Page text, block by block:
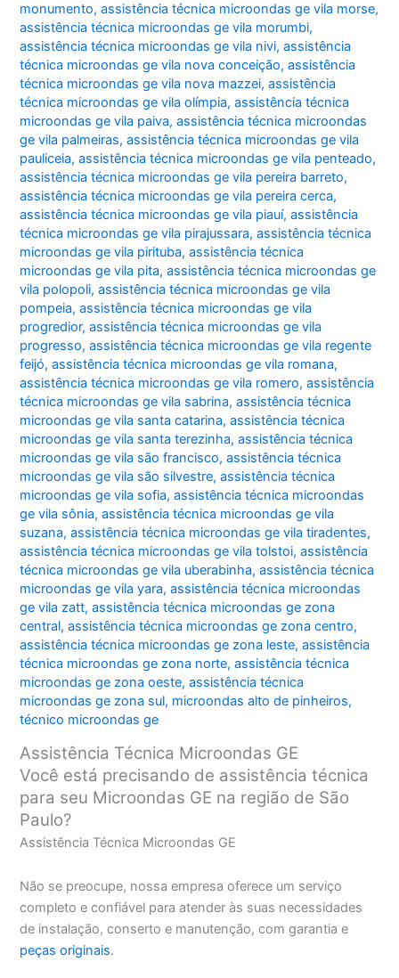
monumento,assistência técnica microondas ge vila morse,
assistência técnica microondas ge vila morumbi,
assistência técnica microondas ge vila nivi,assistência
técnica microondas ge vila nova conceição,assistência
técnica microondas ge vila nova mazzei,assistência
técnica microondas ge vila olímpia,assistência técnica
microondas ge vila paiva,assistência técnica microondas
ge vila palmeiras,assistência técnica microondas ge vila
pauliceia,assistência técnica microondas ge vila penteado,
assistência técnica microondas ge vila pereira barreto,
assistência técnica microondas ge vila pereira cerca,
assistência técnica microondas ge vila piauí,assistência
técnica microondas ge vila pirajussara,assistência técnica
microondas ge vila pirituba,assistência técnica
microondas ge vila pita,assistência técnica microondas ge
vila polopoli,assistência técnica microondas ge vila
pompeia,assistência técnica microondas ge vila
progredior,assistência técnica microondas ge vila
progresso,assistência técnica microondas ge vila regente
feijó,assistência técnica microondas ge vila romana,
assistência técnica microondas ge vila romero,assistência
técnica microondas ge vila sabrina,assistência técnica
microondas ge vila santa catarina,assistência técnica
microondas ge vila santa terezinha,assistência técnica
microondas ge vila são francisco,assistência técnica
microondas ge vila são silvestre,assistência técnica
microondas ge vila sofia,assistência técnica microondas
ge vila sônia,assistência técnica microondas ge vila
suzana,assistência técnica microondas ge vila tiradentes,
assistência técnica microondas ge vila tolstoi,assistência
técnica microondas ge vila uberabinha,assistência técnica
microondas ge vila yara,assistência técnica microondas
ge vila zatt,assistência técnica microondas ge zona
central,assistência técnica microondas ge zona centro,
assistência técnica microondas ge zona leste,assistência
técnica microondas ge zona norte,assistência técnica
microondas ge zona oeste,assistência técnica
microondas ge zona sul, microondas alto de pinheiros,
técnico microondas ge
Assistência Técnica Microondas GE
Você está precisando de assistência técnica
para seu Microondas GE na região de São
Paulo?
Assistência Técnica Microondas GE
Não se preocupe, nossa empresa oferece um serviço
completo e confiável para atender às suas necessidades
de instalação, conserto e manutenção, com garantia e
peças originais.